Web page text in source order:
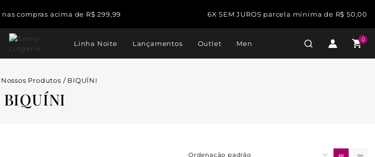
nas compras acima de R$ 299,99 6X SEM JUROS parcela mínima de R$ 50,00
Linha Noite Lançamentos Outlet Men 0
Nossos Produtos / BIQUÍNI
BIQUÍNI